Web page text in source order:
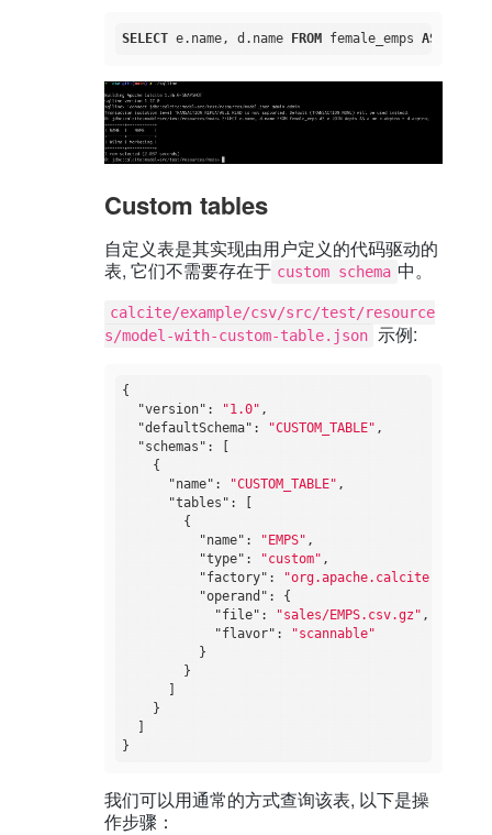
SELECT e.name, d.name FROM female_emps AS
Custom tables
自定义表是其实现由用户定义的代码驱动的
表, 它们不需要存在于 custom schema 中。
calcite/example/csv/src/test/resource
s/model-with-custom-table.json 示例:
{
"version" : "1.0" ,
"defaultSchema" : "CUSTOM_TABLE" ,
"schemas" : [
    {
"name" : "CUSTOM_TABLE" ,
"tables" : [
        {
"name" : "EMPS" ,
"type" : "custom" ,
"factory" :
"operand" : {
"file" : "sales/EMPS.csv.gz" ,
"flavor" :
"scannable"
          }
        }
      ]
    }
  ]
我们可以用通常的方式查询该表, 以下是操
作步骤：